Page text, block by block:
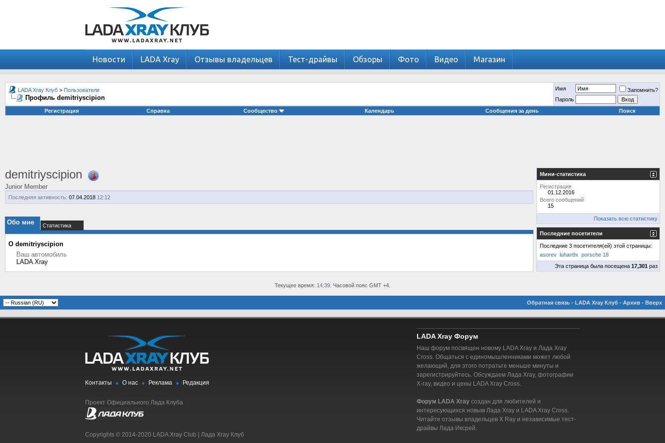
Новости LADA Xray Отзывы владельцев Тест-драйвы Обзоры Фото Видео Магазин
LADA Xray Клуб > Пользователи
Профиль demitriyscipion
Имя
Запомнить?
Пароль
Регистрация
Справка Сообщество Календарь Сообщения за день Поиск
demitriyscipion
Junior Member
Последняя активность: 07.04.2018 12:12
Обо мне Статистика
О demitriyscipion
Ваш автомобиль
LADA Xray
Мини-статистика
Регистрация
01.12.2016
Всего сообщений
15
Показать всю статистику
Последние посетители
Последние 3 посетителя(ей) этой страницы:
asorev luhan9x porsche 18
Эта страница была посещена 17,301 раз
Текущее время: 14:39 . Часовой пояс GMT +4.
Обратная связь - LADA Xray Клуб - Архив - Вверх
Контакты О нас Реклама Редакция
Проект Официального Лада Клуба
Copyrights © 2014-2020 LADA Xray Club | Лада Xray Клуб
LADA Xray Форум
Наш форум посвящен новому LADA Xray и Лада Xray
Cross. Общаться с единомышленниками может любой
желающий, для этого потратьте меньше минуты и
зарегистрируйтесь. Обсуждаем Лада Xray, фотографии
X-ray, видео и цены LADA Xray Cross.
Форум LADA Xray создан для любителей и
интересующихся новым Лада Xray и LADA Xray Cross.
Читайте отзывы владельцев X Ray и независимые тест-
драйвы Лада Иксрей.